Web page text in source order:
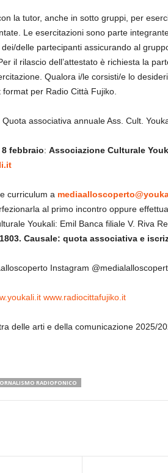
la tutor, anche in sotto gruppi, per
Le esercitazioni sono parte
delle partecipanti assicurando al
il rilascio dell’attestato è richiesta la
Qualora i/le corsisti/e lo
per Radio Città Fujiko.
associativa annuale Ass. Cult.
febbraio: Associazione Culturale
curriculum a
al primo incontro oppure
Youkali: Emil Banca filiale V. Riva
. Causale: quota associativa e i
Instagram
www.radiocittafujiko.it
delle arti e della comunicazione 2025/
RADIOFONICO